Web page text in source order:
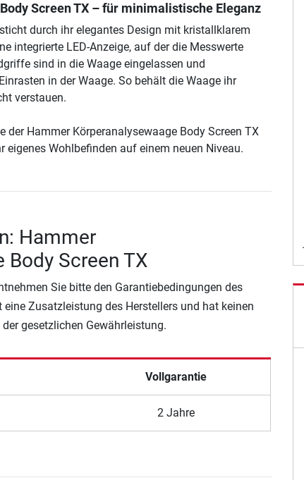
Screen TX– für minimalistische Eleganz
durch ihr elegantes Design mit kristallklarem
integrierte LED-Anzeige, auf der die Messwerte
sind in die Waage eingelassen und
in der Waage. So behält die Waage ihr
verstauen.
der Hammer Körperanalysewaage Body Screen TX
eigenes Wohlbefinden auf einem neuen Niveau.
Hammer
Body Screen TX
Sie bitte den Garantiebedingungen des
Zusatzleistung des Herstellers und hat keinen
gesetzlichen Gewährleistung.
Vollgarantie
2 Jahre